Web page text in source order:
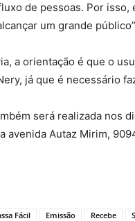
de pessoas. Por
um grande
a orientação é que o
já que é necessário
será realizada nos
avenida Autaz Mirim,
Fácil Emissão Recebe